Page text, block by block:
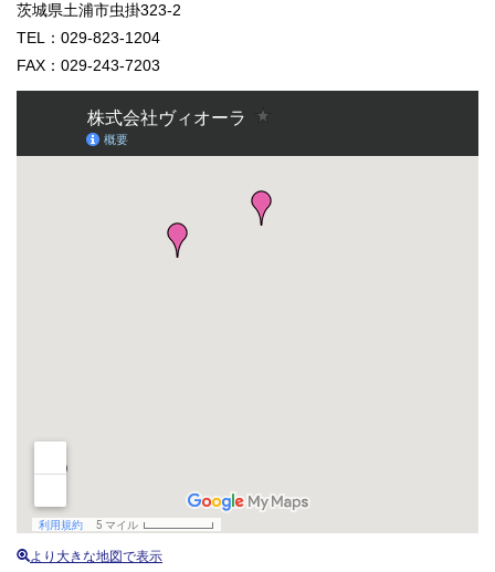
茨城県土浦市虫掛323-2
TEL：029-823-1204
FAX：029-243-7203
より大きな地図で表示